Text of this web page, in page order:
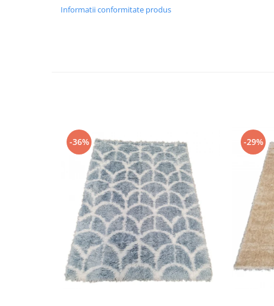
Informatii conformitate produs
-36% -29%